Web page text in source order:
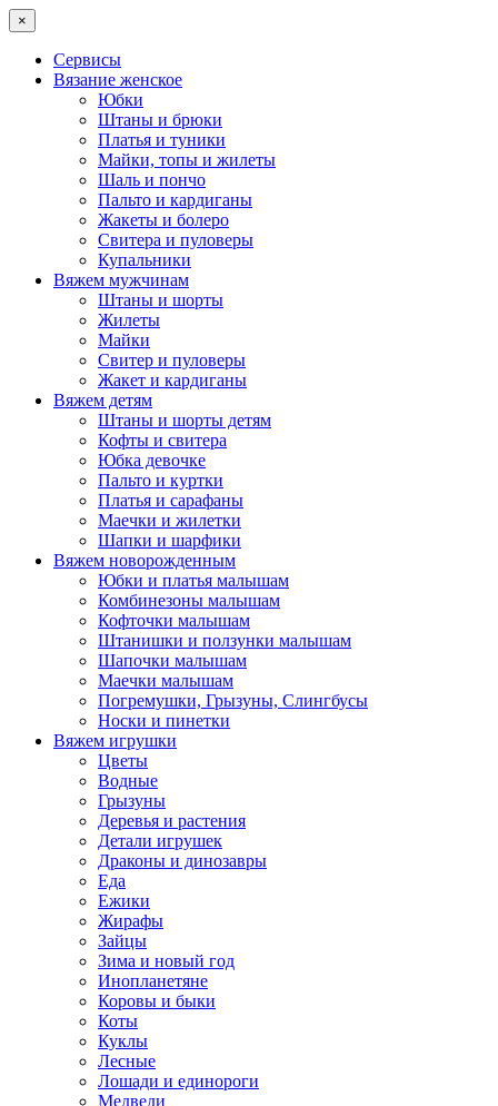
×
Сервисы
Вязание женское
Юбки
Штаны и брюки
Платья и туники
Майки, топы и жилеты
Шаль и пончо
Пальто и кардиганы
Жакеты и болеро
Свитера и пуловеры
Купальники
Вяжем мужчинам
Штаны и шорты
Жилеты
Майки
Свитер и пуловеры
Жакет и кардиганы
Вяжем детям
Штаны и шорты детям
Кофты и свитера
Юбка девочке
Пальто и куртки
Платья и сарафаны
Маечки и жилетки
Шапки и шарфики
Вяжем новорожденным
Юбки и платья малышам
Комбинезоны малышам
Кофточки малышам
Штанишки и ползунки малышам
Шапочки малышам
Маечки малышам
Погремушки, Грызуны, Слингбусы
Носки и пинетки
Вяжем игрушки
Цветы
Водные
Грызуны
Деревья и растения
Детали игрушек
Драконы и динозавры
Еда
Ежики
Жирафы
Зайцы
Зима и новый год
Инопланетяне
Коровы и быки
Коты
Куклы
Лесные
Лошади и единороги
Медведи